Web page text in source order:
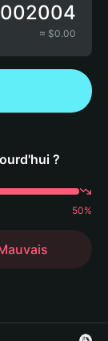
≈ $0.00
?
50%